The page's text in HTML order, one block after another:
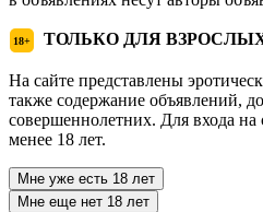
18+ ТОЛЬКО ДЛЯ
На сайте представлены
также содержание объявлений,
совершеннолетних. Для входа
менее 18 лет.
Мне уже есть 18 лет
Мне еще нет 18 лет